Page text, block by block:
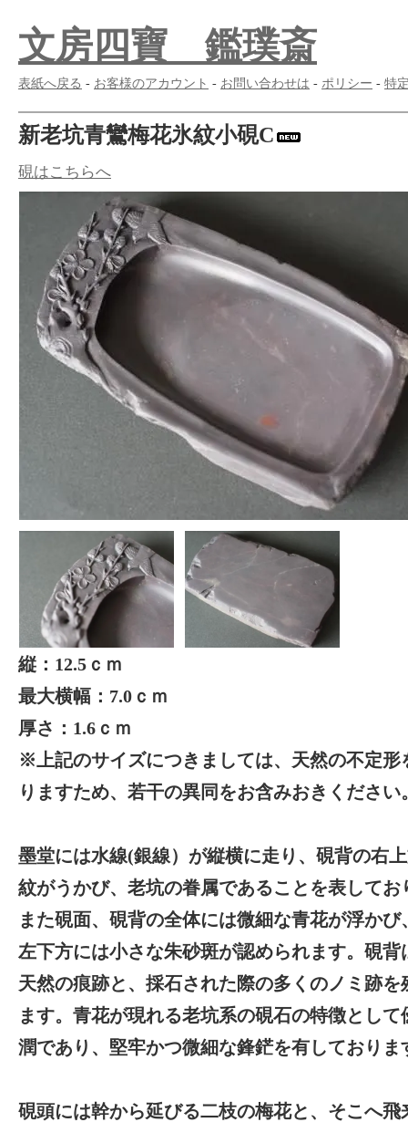
文房四寶 鑑璞斎
表紙へ戻る - お客様のアカウント - お問い合わせは - ポリシー - 特
新老坑青鸞梅花氷紋小硯C
硯はこちらへ
縦：12.5ｃｍ
最大横幅：7.0ｃｍ
厚さ：1.6ｃｍ
※上記のサイズにつきましては、天然の不定形
りますため、若干の異同をお含みおきください
墨堂には水線(銀線）が縦横に走り、硯背の右
紋がうかび、老坑の眷属であることを表してお
また硯面、硯背の全体には微細な青花が浮かび
左下方には小さな朱砂斑が認められます。硯背
天然の痕跡と、採石された際の多くのノミ跡を
ます。青花が現れる老坑系の硯石の特徴として
潤であり、堅牢かつ微細な鋒鋩を有しておりま
硯頭には幹から延びる二枝の梅花と、そこへ飛